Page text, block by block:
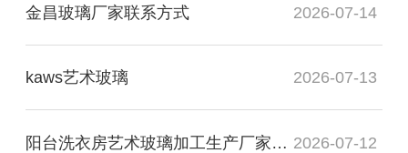
金昌玻璃厂家联系方式 2026-07-14
kaws艺术玻璃 2026-07-13
阳台洗衣房艺术玻璃加工生产厂家玻璃 2026-07-12